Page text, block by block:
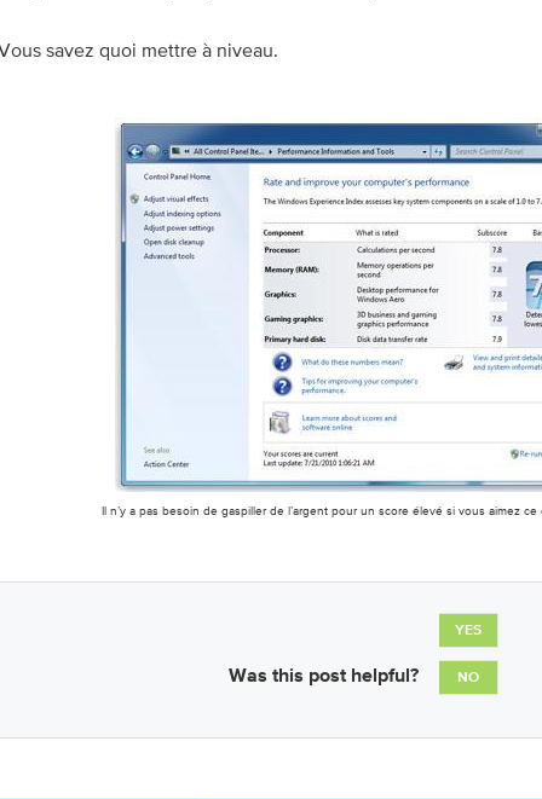
savez quoi mettre à niveau.
Il n’y a pas besoin de gaspiller de l’argent pour un score élevé si vous aimez
Was this post helpful?
YES
NO